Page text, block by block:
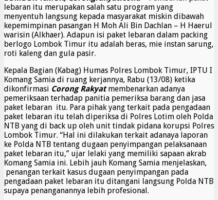
lebaran itu merupakan salah satu program yang
menyentuh langsung kepada masyarakat miskin dibawah
kepemimpinan pasangan H Moh Ali Bin Dachlan – H Haerul
warisin (Alkhaer). Adapun isi paket lebaran dalam packing
berlogo Lombok Timur itu adalah beras, mie instan sarung,
roti kaleng dan gula pasir.
Kepala Bagian (Kabag) Humas Polres Lombok Timur, IPTU I
Komang Samia di ruang kerjannya, Rabu (13/08) ketika
dikonfirmasi Corong Rakyat membenarkan adanya
pemeriksaan terhadap panitia pemeriksa barang dan jasa
paket lebaran itu. Para pihak yang terkait pada pengadaan
paket lebaran itu telah diperiksa di Polres Lotim oleh Polda
NTB yang di back up oleh unit tindak pidana korupsi Polres
Lombok Timur. “Hal ini dilakukan terkait adanaya laporan
ke Polda NTB tentang dugaan penyimpangan pelaksanaan
paket lebaran itu,” ujar lelaki yang memiliki sapaan akrab
Komang Samia ini. Lebih jauh Komang Samia menjelaskan,
penangan terkait kasus dugaan penyimpangan pada
pengadaan paket lebaran itu ditangani langsung Polda NTB
supaya penanganannya lebih profesional.